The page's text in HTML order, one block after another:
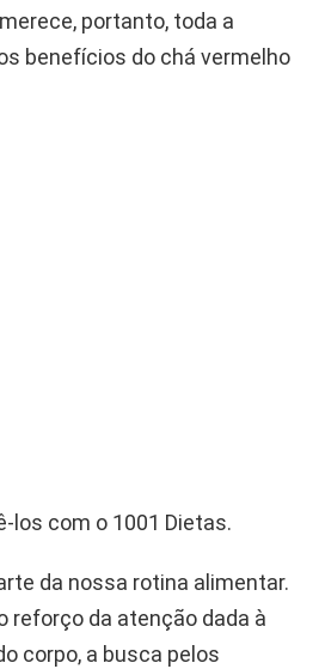
portanto, toda a
benefícios do chá vermelho
los com o 1001 Dietas.
da nossa rotina alimentar.
reforço da atenção dada à
corpo, a busca pelos